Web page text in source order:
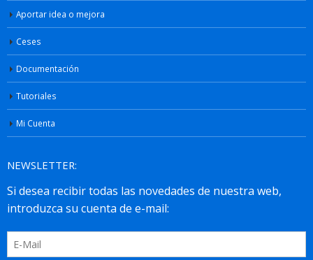
Aportar idea o mejora
Ceses
Documentación
Tutoriales
Mi Cuenta
NEWSLETTER: